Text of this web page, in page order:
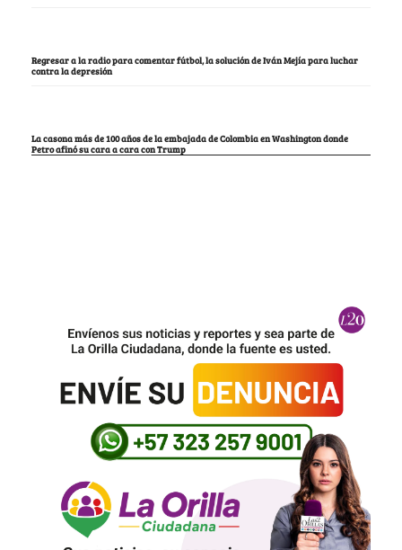
Regresar a la radio para comentar fútbol, la solución de Iván Mejía para luchar
contra la depresión
La casona más de 100 años de la embajada de Colombia en Washington donde
Petro afinó su cara a cara con Trump